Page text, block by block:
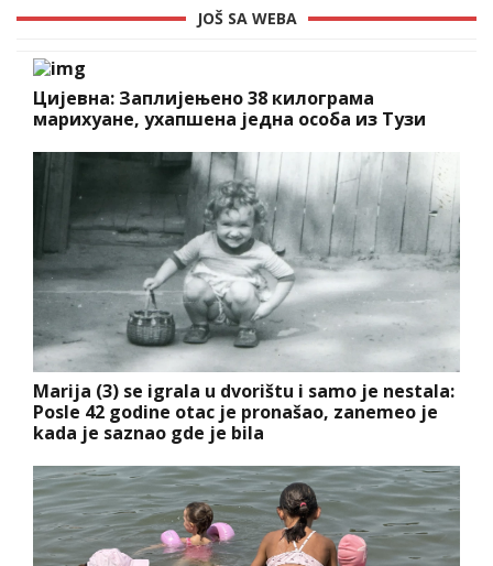
JOŠ SA WEBA
Цијевна: Заплијењено 38 килограма
марихуане, ухапшена једна особа из Тузи
Marija (3) se igrala u dvorištu i samo je nestala:
Posle 42 godine otac je pronašao, zanemeo je
kada je saznao gde je bila